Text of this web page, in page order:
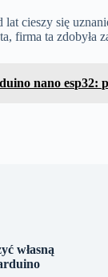
lat cieszy się
firma ta zdobyła
nano esp32:
własną